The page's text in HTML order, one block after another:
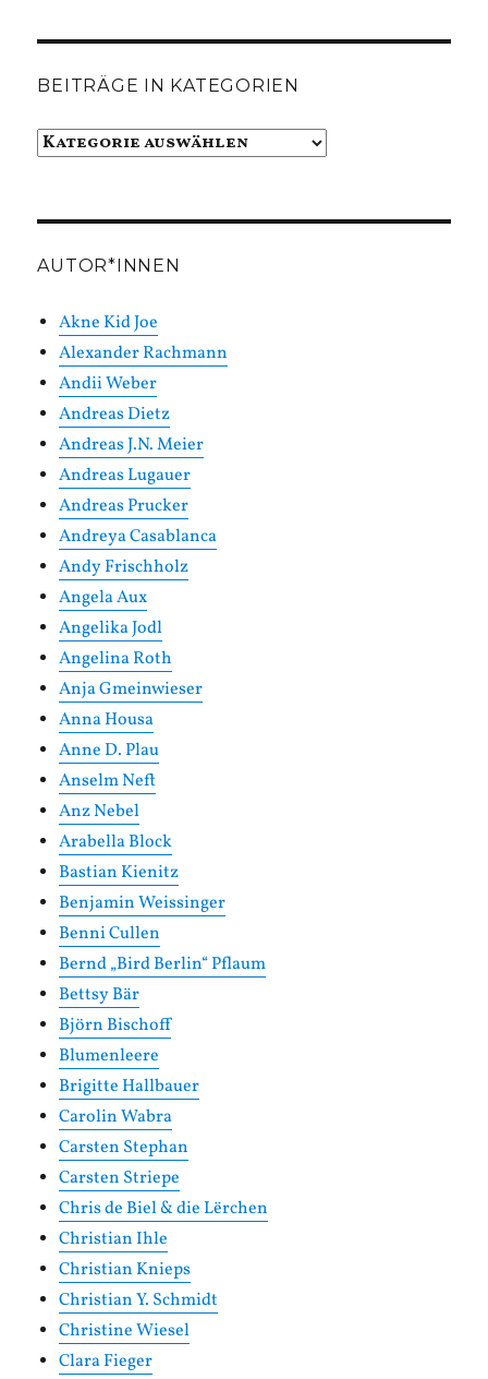
BEITRÄGE IN KATEGORIEN
Beiträge
AUTOR*INNEN
Akne Kid Joe
Alexander Rachmann
Andii Weber
Andreas Dietz
Andreas J.N. Meier
Andreas Lugauer
Andreas Prucker
Andreya Casablanca
Andy Frischholz
Angela Aux
Angelika Jodl
Angelina Roth
Anja Gmeinwieser
Anna Housa
Anne D. Plau
Anselm Neft
Anz Nebel
Arabella Block
Bastian Kienitz
Benjamin Weissinger
Benni Cullen
Bernd „Bird Berlin“ Pflaum
Bettsy Bär
Björn Bischoff
Blumenleere
Brigitte Hallbauer
Carolin Wabra
Carsten Stephan
Carsten Striepe
Chris de Biel & die Lërchen
Christian Ihle
Christian Knieps
Christian Y. Schmidt
Christine Wiesel
Clara Fieger